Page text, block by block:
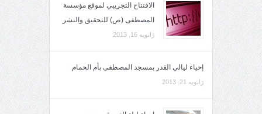
الافتتاح التجريبي لموقع مؤسسة
المصطفى (ص) للتحقيق والنشر
ژانویه 16, 2013
إحياء ليالي القدر بمسجد المصطفى بأم الحمام
ژانویه 21, 2013